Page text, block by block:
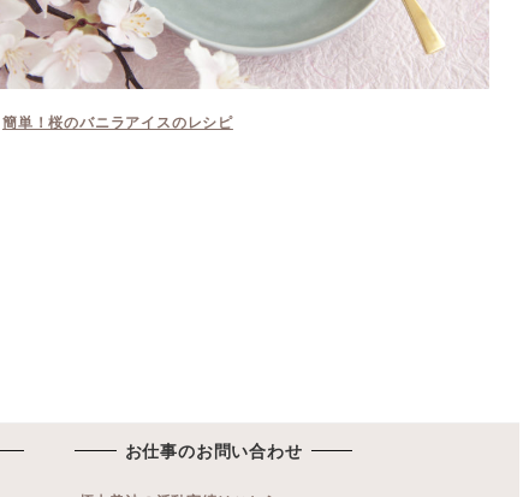
簡単！桜のバニラアイスのレシピ
お仕事のお問い合わせ